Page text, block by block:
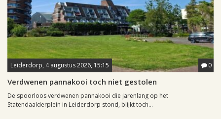
Leiderdorp, 4 augustus 2026, 15:15 0
Verdwenen pannakooi toch niet gestolen
De spoorloos verdwenen pannakooi die jarenlang op het
Statendaalderplein in Leiderdorp stond, blijkt toch...